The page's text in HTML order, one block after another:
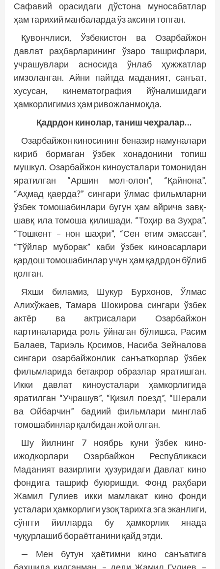
Сафавий орасидаги дўстона муносабатлар
ҳам тарихий манбаларда ўз аксини топган.
Қувончлиси, Ўзбекистон ва Озарбайжон
давлат раҳбарларининг ўзаро ташрифлари,
учрашувлари асносида ўнлаб ҳужжатлар
имзоланган. Айни пайтда маданият, санъат,
хусусан, кинематография йўналишидаги
ҳамкорлигимиз ҳам ривожланмоқда.
Қадрдон кинолар, таниш чеҳралар…
Озарбайжон киносининг беназир намуналари
кириб бормаган ўзбек хонадонини топиш
мушкул. Озарбайжон киноусталари томонидан
яратилган “Аршин мол-олон”, “Қайнона”,
“Аҳмад қаерда?” сингари ўлмас фильмларни
ўзбек томошабинлари бугун ҳам айрича завқ-
шавқ ила томоша қилишади. “Тоҳир ва Зуҳра”,
“Тошкент – нон шаҳри”, “Сен етим эмассан”,
“Тўйлар муборак” каби ўзбек киноасарлари
қардош томошабинлар учун ҳам қадрдон бўлиб
қолган.
Яхши биламиз, Шукур Бурхонов, Ўлмас
Алихўжаев, Тамара Шокирова сингари ўзбек
актёр ва актрисалари Озарбайжон
картиналарида роль ўйнаган бўлишса, Расим
Балаев, Тариэль Қосимов, Насиба Зейналова
сингари озарбайжонлик санъаткорлар ўзбек
фильмларида бетакрор образлар яратишган.
Икки давлат киноусталари ҳамкорлигида
яратилган “Учрашув”, “Қизил поезд”, “Шерали
ва Ойбарчин” бадиий фильмлари минглаб
томошабинлар қалбидан жой олган.
Шу йилнинг 7 ноябрь куни ўзбек кино­
ижодкорлари Озарбайжон Республикаси
Маданият вазирлиги ҳузуридаги Давлат кино
фондига ташриф буюришди. Фонд раҳбари
Жамил Гулиев икки мамлакат кино фонди
усталари ҳамкорлиги узоқ тарихга эга эканлиги,
сўнгги йилларда бу ҳамкорлик янада
чуқурлашиб бораётганини қайд этди.
— Мен бутун ҳаётимни кино санъатига